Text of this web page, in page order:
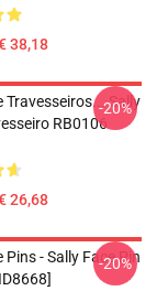
38,18
Travesseiros... Sally
RB0106
26,68
-20%
Pins - Sally Face Pin
-20%